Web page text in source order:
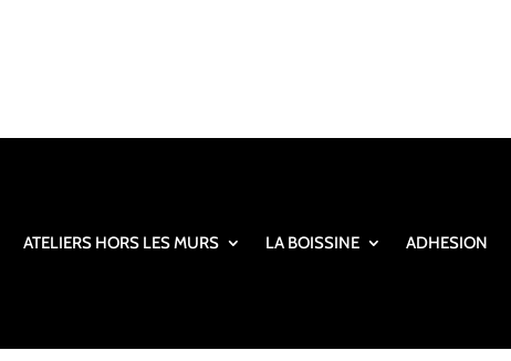
ATELIERS HORS LES MURS LA BOISSINE ADHESION